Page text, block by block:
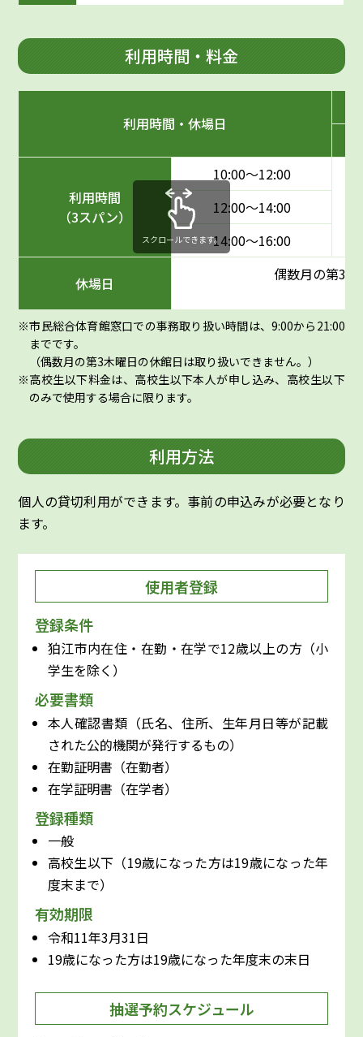
利用時間・料金
利用時間・休場日
利用時間
（3スパン）
10:00〜12:00
12:00〜14:00
14:00〜16:00
休場日 偶数月の第3
スクロールできます。
市民総合体育館窓口での事務取り扱い時間は、9:00から21:00
までです。
（偶数月の第3木曜日の休館日は取り扱いできません。）
高校生以下料金は、高校生以下本人が申し込み、高校生以下
のみで使用する場合に限ります。
利用方法
個人の貸切利用ができます。事前の申込みが必要となり
ます。
使用者登録
登録条件
狛江市内在住・在勤・在学で12歳以上の方（小
学生を除く）
必要書類
本人確認書類（氏名、住所、生年月日等が記載
された公的機関が発行するもの）
在勤証明書（在勤者）
在学証明書（在学者）
登録種類
一般
高校生以下（19歳になった方は19歳になった年
度末まで）
有効期限
令和11年3月31日
19歳になった方は19歳になった年度末の末日
抽選予約スケジュール